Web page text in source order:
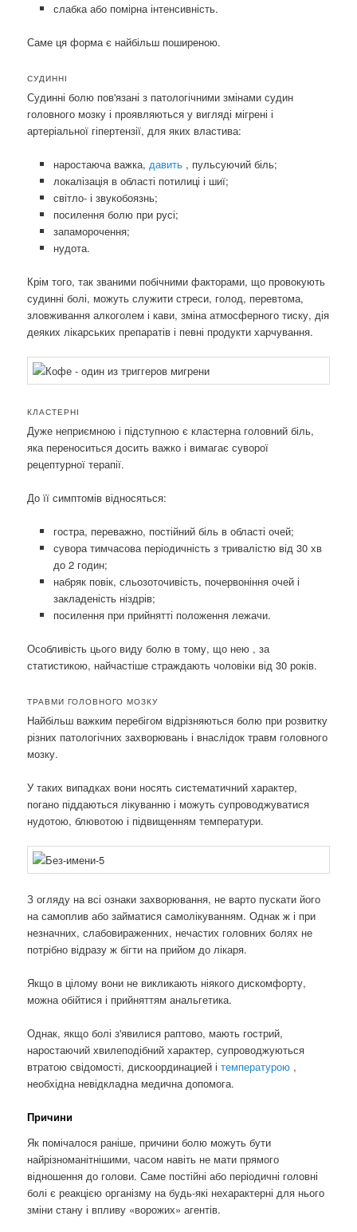
слабка або помірна інтенсивність.
Саме ця форма є найбільш поширеною.
СУДИННІ
Судинні болю пов'язані з патологічними змінами судин
головного мозку і проявляються у вигляді мігрені і
артеріальної гіпертензії, для яких властива:
наростаюча важка, давить , пульсуючий біль;
локалізація в області потилиці і шиї;
світло- і звукобоязнь;
посилення болю при русі;
запаморочення;
нудота.
Крім того, так званими побічними факторами, що провокують
судинні болі, можуть служити стреси, голод, перевтома,
зловживання алкоголем і кави, зміна атмосферного тиску, дія
деяких лікарських препаратів і певні продукти харчування.
КЛАСТЕРНІ
Дуже неприємною і підступною є кластерна головний біль,
яка переноситься досить важко і вимагає суворої
рецептурної терапії.
До її симптомів відносяться:
гостра, переважно, постійний біль в області очей;
сувора тимчасова періодичність з тривалістю від 30 хв
до 2 годин;
набряк повік, сльозоточивість, почервоніння очей і
закладеність ніздрів;
посилення при прийнятті положення лежачи.
Особливість цього виду болю в тому, що нею , за
статистикою, найчастіше страждають чоловіки від 30 років.
ТРАВМИ ГОЛОВНОГО МОЗКУ
Найбільш важким перебігом відрізняються болю при розвитку
різних патологічних захворювань і внаслідок травм головного
мозку.
У таких випадках вони носять систематичний характер,
погано піддаються лікуванню і можуть супроводжуватися
нудотою, блювотою і підвищенням температури.
З огляду на всі ознаки захворювання, не варто пускати його
на самоплив або займатися самолікуванням. Однак ж і при
незначних, слабовираженних, нечастих головних болях не
потрібно відразу ж бігти на прийом до лікаря.
Якщо в цілому вони не викликають ніякого дискомфорту,
можна обійтися і прийняттям анальгетика.
Однак, якщо болі з'явилися раптово, мають гострий,
наростаючий хвилеподібний характер, супроводжуються
втратою свідомості, дискоординацией ітемпературою ,
необхідна невідкладна медична допомога.
Причини
Як помічалося раніше, причини болю можуть бути
найрізноманітнішими, часом навіть не мати прямого
відношення до голови. Саме постійні або періодичні головні
болі є реакцією організму на будь-які нехарактерні для нього
зміни стану і впливу «ворожих» агентів.